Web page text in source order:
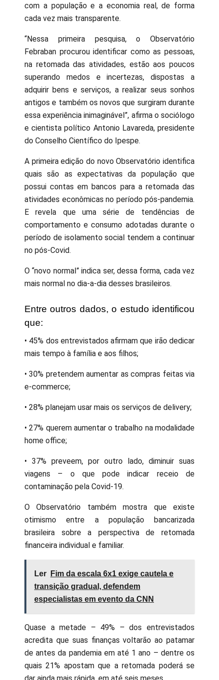
com a população e a economia real, de forma
cada vez mais transparente.
“Nessa primeira pesquisa, o Observatório
Febraban procurou identificar como as pessoas,
na retomada das atividades, estão aos poucos
superando medos e incertezas, dispostas a
adquirir bens e serviços, a realizar seus sonhos
antigos e também os novos que surgiram durante
essa experiência inimaginável”, afirma o sociólogo
e cientista político Antonio Lavareda, presidente
do Conselho Científico do Ipespe.
A primeira edição do novo Observatório identifica
quais são as expectativas da população que
possui contas em bancos para a retomada das
atividades econômicas no período pós-pandemia.
E revela que uma série de tendências de
comportamento e consumo adotadas durante o
período de isolamento social tendem a continuar
no pós-Covid.
O “novo normal” indica ser, dessa forma, cada vez
mais normal no dia-a-dia desses brasileiros.
Entre outros dados, o estudo identificou
que:
• 45% dos entrevistados afirmam que irão dedicar
mais tempo à família e aos filhos;
• 30% pretendem aumentar as compras feitas via
e-commerce;
• 28% planejam usar mais os serviços de delivery;
• 27% querem aumentar o trabalho na modalidade
home office;
• 37% preveem, por outro lado, diminuir suas
viagens – o que pode indicar receio de
contaminação pela Covid-19.
O Observatório também mostra que existe
otimismo entre a população bancarizada
brasileira sobre a perspectiva de retomada
financeira individual e familiar.
Ler
Fim da escala 6x1 exige cautela e
transição gradual, defendem
especialistas em evento da CNN
Quase a metade – 49% – dos entrevistados
acredita que suas finanças voltarão ao patamar
de antes da pandemia em até 1 ano – dentre os
quais 21% apostam que a retomada poderá se